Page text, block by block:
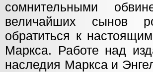
сомнительными
величайших сынов
обратиться к
Маркса. Работе над
наследия Маркса и